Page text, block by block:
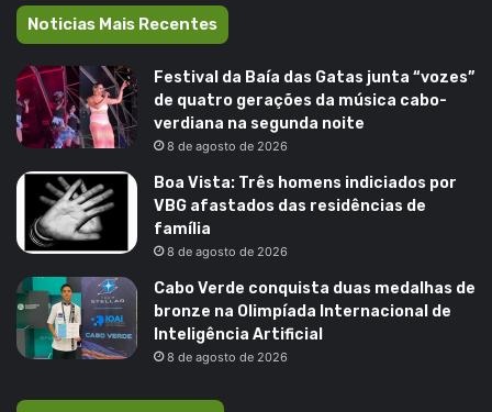
Noticias Mais Recentes
Festival da Baía das Gatas junta “vozes”
de quatro gerações da música cabo-
verdiana na segunda noite
8 de agosto de 2026
Boa Vista: Três homens indiciados por
VBG afastados das residências de
família
8 de agosto de 2026
Cabo Verde conquista duas medalhas de
bronze na Olimpíada Internacional de
Inteligência Artificial
8 de agosto de 2026